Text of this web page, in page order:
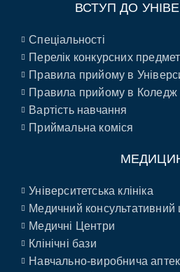
ВСТУП ДО
Спеціальності
Перелік конкурсних
Правила прийому в
Правила прийому в Коледж
Вартість навчання
Приймальна коміся
Університетська клініка
Медичний консультативний
Медичні Центри
Клінічні бази
Навчально-виробнича